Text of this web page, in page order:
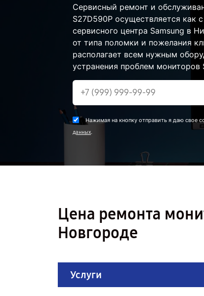
Сервисный ремонт и
S27D590P осуществляется как
сервисного центра Samsung в
от типа поломки и пожелания
располагает всем нужным
устранения проблем мониторов
Нажимая на кнопку отправить я даю свое
данных.
Цена ремонта
Новгороде
Услуги